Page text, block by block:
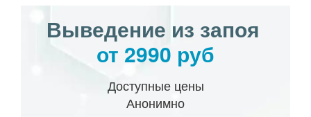
Выведение из запоя
от 2990 руб
Доступные цены
Анонимно